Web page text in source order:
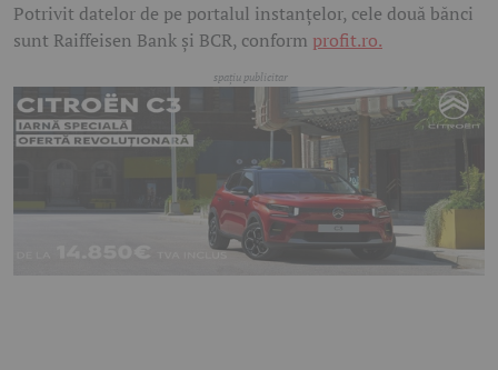
Potrivit datelor de pe portalul instanțelor, cele două bănci
sunt Raiffeisen Bank și BCR, conform profit.ro.